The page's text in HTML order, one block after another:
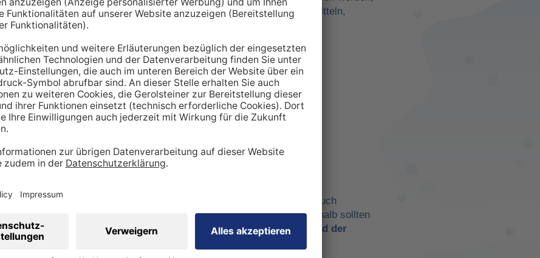
lediglich einen Richtwert. Um den tatsächlichen Tagesbedarf zu ermitteln,
werden:
Mehrbedarf an Mineralstoffen
sich ein höherer Bedarf an Nährstoffen wie Vitaminen aber eben auch
Calcium oder Magnesium sind in diesem Kontext wichtig. Deshalb sollten
auf eine ausreichende Zufuhr achtgeben. Ebenso ist eswährend der
den veränderten Bedarf zu berücksichtigen.